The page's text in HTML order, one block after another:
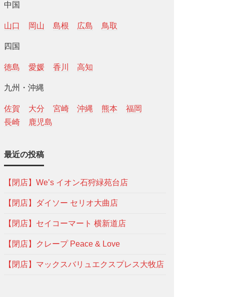
中国
山口 岡山 島根 広島 鳥取
四国
徳島 愛媛 香川 高知
九州・沖縄
佐賀 大分 宮崎 沖縄 熊本
福岡
長崎
鹿児島
最近の投稿
【閉店】We’s イオン石狩緑苑台店
【閉店】ダイソー セリオ大曲店
【閉店】セイコーマート 横新道店
【閉店】クレープ Peace & Love
【閉店】マックスバリュエクスプレス大牧店